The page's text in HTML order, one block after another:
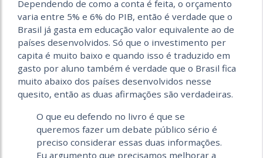
Dependendo de como a conta é feita, o orçamento
varia entre 5% e 6% do PIB, então é verdade que o
Brasil já gasta em educação valor equivalente ao de
países desenvolvidos. Só que o investimento per
capita é muito baixo e quando isso é traduzido em
gasto por aluno também é verdade que o Brasil fica
muito abaixo dos países desenvolvidos nesse
quesito, então as duas afirmações são verdadeiras.
O que eu defendo no livro é que se
queremos fazer um debate público sério é
preciso considerar essas duas informações.
Eu argumento que precisamos melhorar a